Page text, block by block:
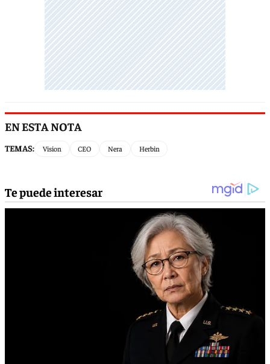
EN ESTA NOTA
TEMAS: Vision CEO Nera Herbin